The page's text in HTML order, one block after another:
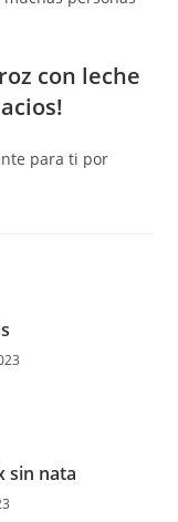
con leche
para ti por
sin nata